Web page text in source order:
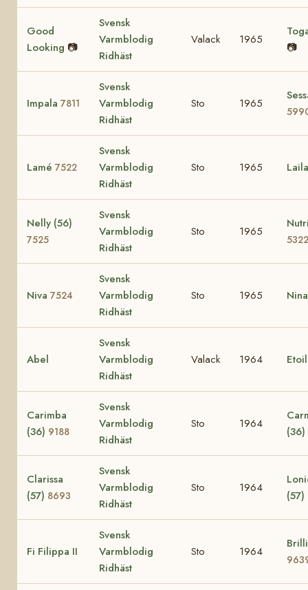
Good
Looking 📷
Svensk
Varmblodig
Ridhäst
Valack 1965
📷
Impala 7811
Svensk
Varmblodig
Ridhäst
Sto 1965
Lamé 7522
Svensk
Varmblodig
Ridhäst
Sto 1965
Nelly (56)
7525
Svensk
Varmblodig
Ridhäst
Sto 1965
5322
Niva 7524
Svensk
Varmblodig
Ridhäst
Sto 1965
Abel
Svensk
Varmblodig
Ridhäst
Valack 1964
Carimba
(36) 9188
Svensk
Varmblodig
Ridhäst
Sto 1964
(36)
Clarissa
(57) 8693
Svensk
Varmblodig
Ridhäst
Sto 1964
(57)
Fi Filippa II
Svensk
Varmblodig
Ridhäst
Sto 1964